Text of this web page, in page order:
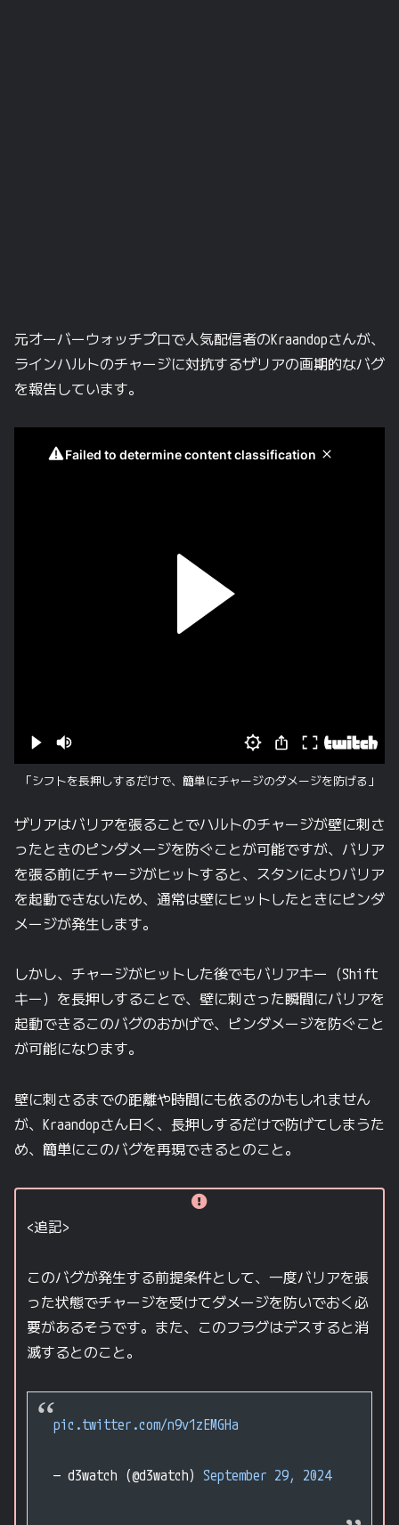
元オーバーウォッチプロで人気配信者のKraandopさんが、
ラインハルトのチャージに対抗するザリアの画期的なバグ
を報告しています。
「シフトを長押しするだけで、簡単にチャージのダメージを防げる」
ザリアはバリアを張ることでハルトのチャージが壁に刺さ
ったときのピンダメージを防ぐことが可能ですが、バリア
を張る前にチャージがヒットすると、スタンによりバリア
を起動できないため、通常は壁にヒットしたときにピンダ
メージが発生します。
しかし、チャージがヒットした後でもバリアキー（Shift
キー）を長押しすることで、壁に刺さった瞬間にバリアを
起動できるこのバグのおかげで、ピンダメージを防ぐこと
が可能になります。
壁に刺さるまでの距離や時間にも依るのかもしれません
が、Kraandopさん曰く、長押しするだけで防げてしまうた
め、簡単にこのバグを再現できるとのこと。
<追記>
このバグが発生する前提条件として、一度バリアを張
った状態でチャージを受けてダメージを防いでおく必
要があるそうです。また、このフラグはデスすると消
滅するとのこと。
pic.twitter.com/n9v1zEMGHa
— d3watch (@d3watch) September 29, 2024